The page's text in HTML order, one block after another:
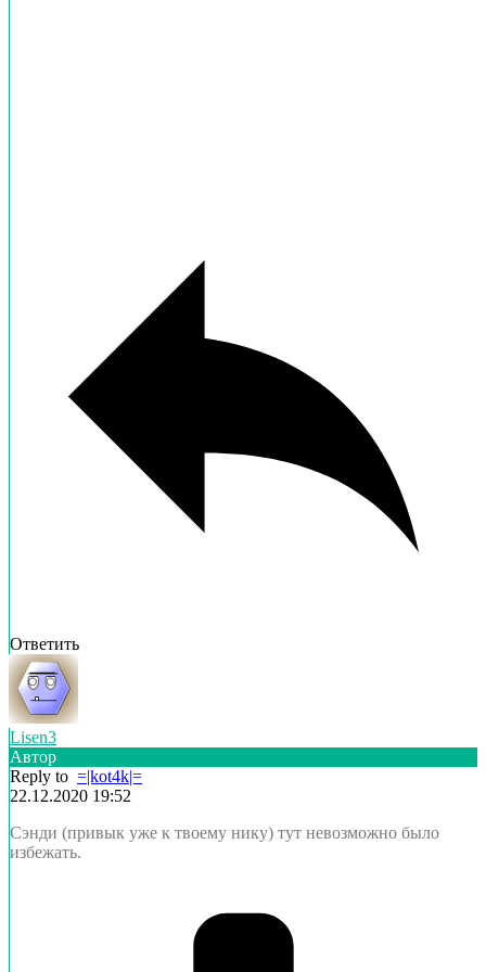
Ответить
Lisen3
Автор
Reply to =|kot4k|=
22.12.2020 19:52
Сэнди (привык уже к твоему нику) тут невозможно было
избежать.